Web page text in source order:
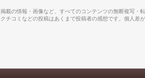
掲載の情報・画像など、すべてのコンテンツの無断複写・転
クチコミなどの投稿はあくまで投稿者の感想です。個人差